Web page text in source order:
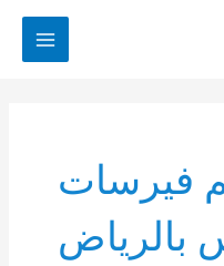
فيرسات
بالرياض